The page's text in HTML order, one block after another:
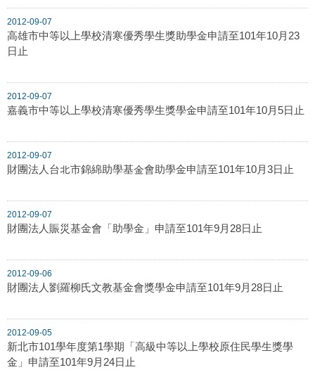
2012-09-07
高雄市中等以上學校清寒優秀學生獎助學金申請至101年10月23
日止
2012-09-07
嘉義市中等以上學校清寒優秀學生獎學金申請至101年10月5日止
2012-09-07
財團法人台北市錦綿助學基金會助學金申請至101年10月3日止
2012-09-07
財團法人賑災基金會「助學金」申請至101年9月28日止
2012-09-06
財團法人劉羅柳氏文教基金會獎學金申請至101年9月28日止
2012-09-05
新北市101學年度第1學期「高級中等以上學校原住民學生獎學
金」申請至101年9月24日止